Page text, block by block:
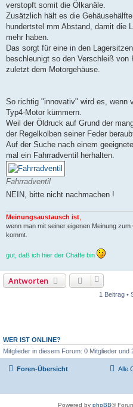
verstopft somit die Ölkanäle.
Zusätzlich hält es die
hundertstel mm Abstand, damit die
mehr haben.
Das sorgt für eine in den
beschleunigt so den Verschleiß von
zuletzt dem Motorgehäuse.
So richtig "innovativ" wird es, wenn
Typ4-Motor kümmern.
Weil der Öldruck auf Grund der
der Regelkolben seiner Feder
Auf der Suche nach einem
mal ein Fahrradventil herhalten.
Fahrradventil
NEIN, bitte nicht nachmachen !
Meinungsaustausch ist
wenn man mit seiner eigenen Meinung
kommt.
gut, daß ich hier der Chäffe bin
Antworten
1 Beitrag •
WER IST ONLINE?
Mitglieder in diesem Forum: 0 Mitglieder und
Foren-Übersicht Alle
Powered by phpBB®